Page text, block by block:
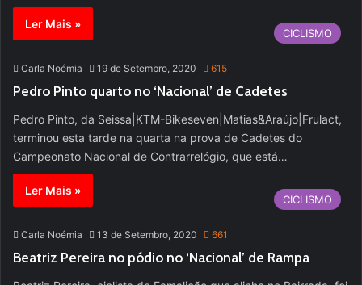
Ler Mais »
CICLISMO
Carla Noémia 19 de Setembro, 2020 615
Pedro Pinto quarto no ‘Nacional’ de Cadetes
Pedro Pinto, da Seissa|KTM-Bikeseven|Matias&Araújo|Frulact,
terminou esta tarde na quarta na prova de Cadetes do
Campeonato Nacional de Contrarrelógio, que está…
Ler Mais »
CICLISMO
Carla Noémia 13 de Setembro, 2020 661
Beatriz Pereira no pódio no ‘Nacional’ de Rampa